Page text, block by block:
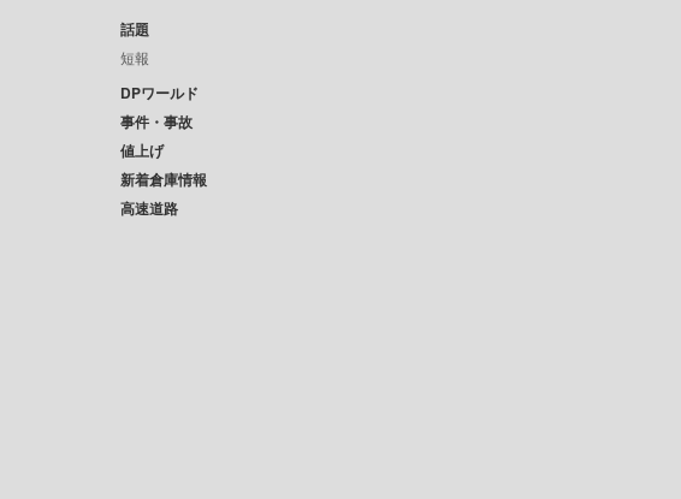
話題
短報
DPワールド
事件・事故
値上げ
新着倉庫情報
高速道路